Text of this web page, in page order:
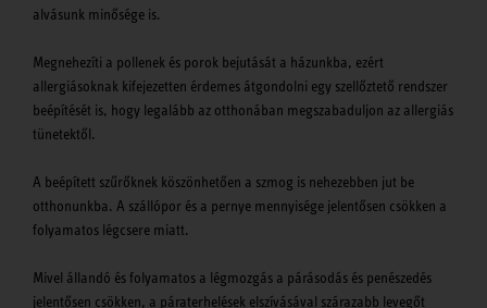
alvásunk minősége is.
Megnehezíti a pollenek és porok bejutását a házunkba, ezért
allergiásoknak kifejezetten érdemes átgondolni egy szellőztető rendszer
beépítését is, hogy legalább az otthonában megszabaduljon az allergiás
tünetektől.
A beépített szűrőknek köszönhetően a szmog is nehezebben jut be
otthonunkba. A szállópor és a pernye mennyisége jelentősen csökken a
folyamatos légcsere miatt.
Mivel állandó és folyamatos a légmozgás a párásodás és penészedés
jelentősen csökken, a páraterhelések elszívásával szárazabb levegőt